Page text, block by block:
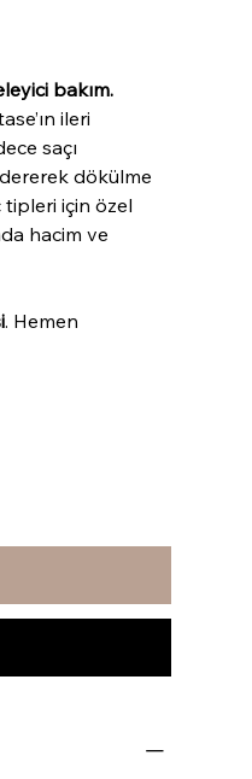
bakım.
ileri
saçı
dökülme
tipleri için özel
hacim ve
. Hemen